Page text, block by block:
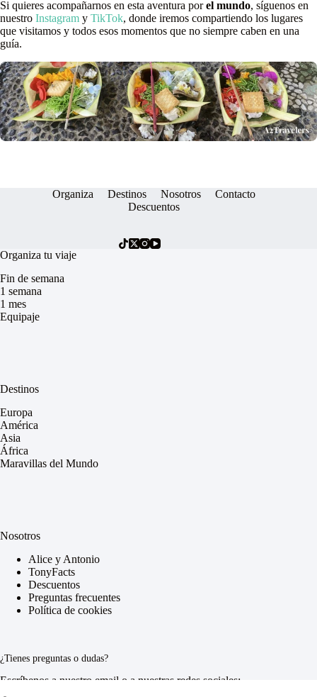
Si quieres acompañarnos en esta aventura porel mundo, síguenos en
nuestro Instagram y TikTok, donde iremos compartiendo los lugares
que visitamos y todos esos momentos que no siempre caben en una
guía.
Organiza Destinos Nosotros
Contacto
Descuentos
Organiza tu viaje
Fin de semana
1 semana
1 mes
Equipaje
Destinos
Europa
América
Asia
África
Maravillas del Mundo
Nosotros
Alice y Antonio
TonyFacts
Descuentos
Preguntas frecuentes
Política de cookies
¿Tienes preguntas o dudas?
Escríbenos a nuestro email o a nuestras redes sociales: